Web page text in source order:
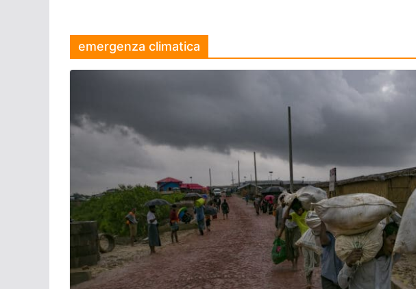
emergenza climatica